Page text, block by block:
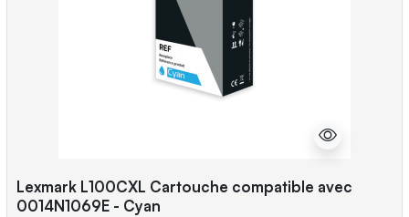
Lexmark L100CXL Cartouche compatible avec
0014N1069E - Cyan